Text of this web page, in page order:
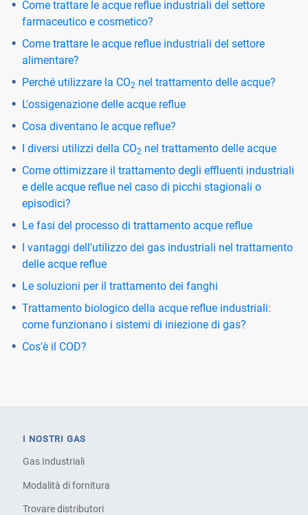
Come trattare le acque reflue industriali del settore
farmaceutico e cosmetico?
Come trattare le acque reflue industriali del settore
alimentare?
Perché utilizzare la CO2 nel trattamento delle acque?
L'ossigenazione delle acque reflue
Cosa diventano le acque reflue?
I diversi utilizzi della CO2 nel trattamento delle acque
Come ottimizzare il trattamento degli effluenti industriali
e delle acque reflue nel caso di picchi stagionali o
episodici?
Le fasi del processo di trattamento acque reflue
I vantaggi dell'utilizzo dei gas industriali nel trattamento
delle acque reflue
Le soluzioni per il trattamento dei fanghi
Trattamento biologico della acque reflue industriali:
come funzionano i sistemi di iniezione di gas?
Cos'è il COD?
I NOSTRI GAS
Gas Industriali
Modalità di fornitura
Trovare distributori